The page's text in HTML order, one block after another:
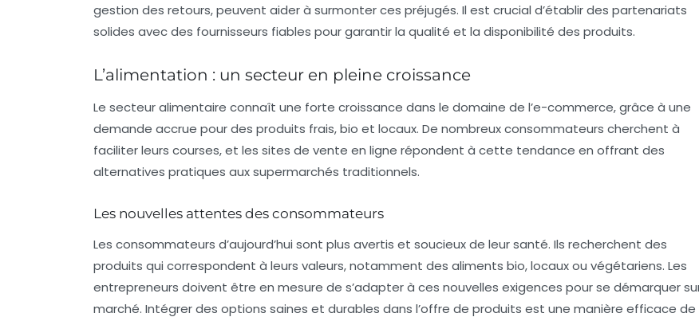
gestion des retours, peuvent aider à surmonter ces préjugés. Il est crucial d’établir des partenariats
solides avec des fournisseurs fiables pour garantir la qualité et la disponibilité des produits.
L’alimentation : un secteur en pleine croissance
Le secteur alimentaire connaît une forte croissance dans le domaine de l’e-commerce, grâce à une
demande accrue pour des produits frais, bio et locaux. De nombreux consommateurs cherchent à
faciliter leurs courses, et les sites de vente en ligne répondent à cette tendance en offrant des
alternatives pratiques aux supermarchés traditionnels.
Les nouvelles attentes des consommateurs
Les consommateurs d’aujourd’hui sont plus avertis et soucieux de leur santé. Ils recherchent des
produits qui correspondent à leurs valeurs, notamment des aliments bio, locaux ou végétariens. Les
entrepreneurs doivent être en mesure de s’adapter à ces nouvelles exigences pour se démarquer
marché. Intégrer des options saines et durables dans l’offre de produits est une manière efficace de